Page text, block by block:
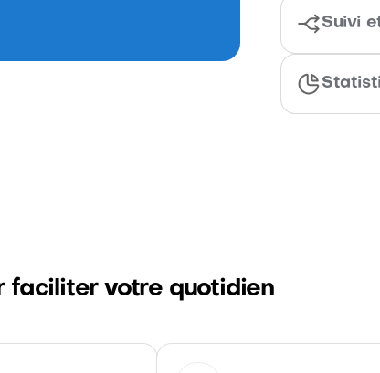
En
Suivi
faciliter votre quotidien